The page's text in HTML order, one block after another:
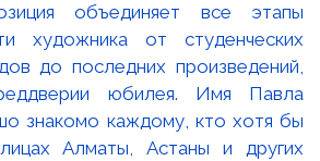
объединяет все этапы
художника от студенческих
до последних произведений,
юбилея. Имя Павла
знакомо каждому, кто хотя бы
Алматы, Астаны и других